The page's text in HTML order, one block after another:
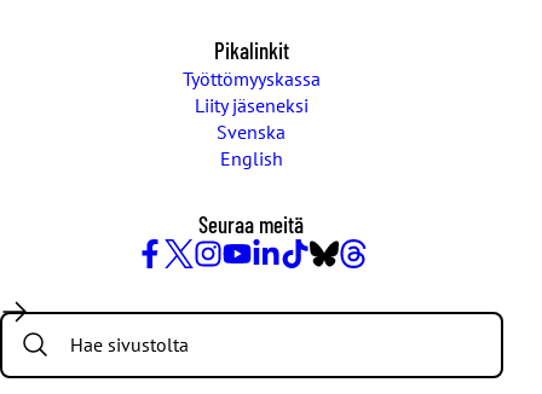
Pikalinkit
Työttömyyskassa
Liity jäseneksi
Svenska
English
Seuraa meitä
/
Twitter
Search: